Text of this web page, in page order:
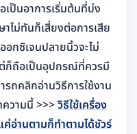
ป็นอาการเริ่มต้นที่บ่ง
ไม่ทันก็เสี่ยงต่อการเสีย
อกซิเจนปลายนิ้วจะไม่
ต่ก็ถือเป็นอุปกรณ์ที่ควรมี
ถคลิกอ่านวิธีการใช้งาน
ความนี้ >>>วิธีใช้เครื่อง
อ่านตามก็ทำตามได้ชัวร์